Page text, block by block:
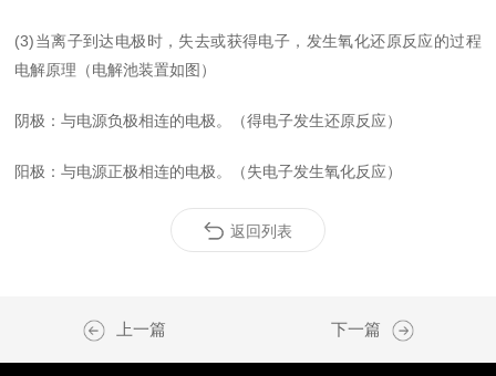
(3)当离子到达电极时，失去或获得电子，发生氧化还原反应的过程
电解原理（电解池装置如图）
阴极：与电源负极相连的电极。（得电子发生还原反应）
阳极：与电源正极相连的电极。（失电子发生氧化反应）
返回列表
上一篇 下一篇